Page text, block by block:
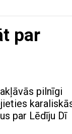
par
pilnīgi
par Lēdīju Dī